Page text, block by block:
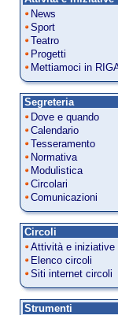
News
Sport
Teatro
Progetti
Mettiamoci in
Segreteria
Dove e quando
Calendario
Tesseramento
Normativa
Modulistica
Circolari
Comunicazioni
Circoli
Attività e iniziative
Elenco circoli
Siti internet circoli
Strumenti